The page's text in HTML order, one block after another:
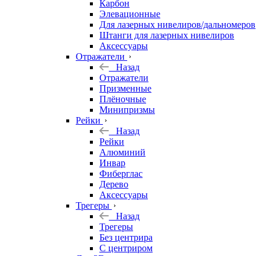
Карбон
Элевационные
Для лазерных нивелиров/дальномеров
Штанги для лазерных нивелиров
Аксессуары
Отражатели
Назад
Отражатели
Призменные
Плёночные
Минипризмы
Рейки
Назад
Рейки
Алюминий
Инвар
Фиберглас
Дерево
Аксессуары
Трегеры
Назад
Трегеры
Без центрира
С центриром